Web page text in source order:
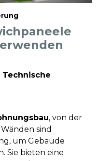
, von der
sind
um Gebäude
Sie bieten eine